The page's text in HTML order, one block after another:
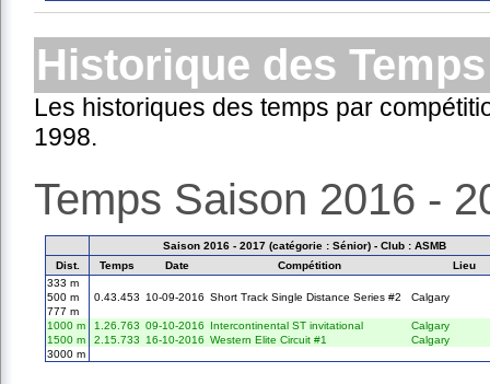
Historique des Temps
Les historiques des temps par
1998.
Temps Saison 2016 -
Saison 2016 - 2017 (catégorie : Sénior) - Club : ASMB
Dist.
Temps Date Compétition
Lieu
333 m
500 m
0.43.453 10-09-2016 Short Track Single Distance Series #2
Calgary
777 m
1000 m
1.26.763 09-10-2016 Intercontinental ST invitational
Calgary
1500 m
2.15.733 16-10-2016 Western Elite Circuit #1
Calgary
3000 m